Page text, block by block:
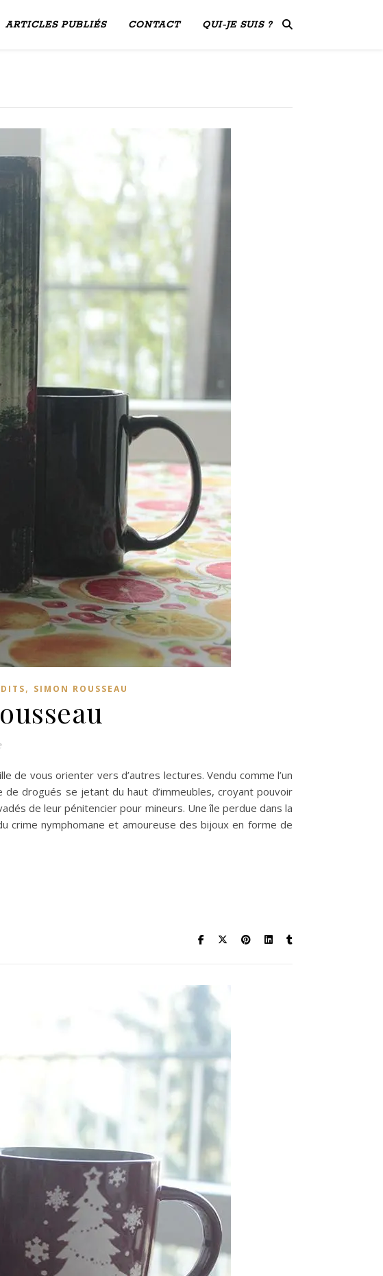
ARTICLES PUBLIÉS CONTACT QUI-JE SUIS ?
, SIMON ROUSSEAU
de vous orienter vers d’autres lectures. Vendu comme l’un
drogués se jetant du haut d’immeubles, croyant pouvoir
de leur pénitencier pour mineurs. Une île perdue dans la
crime nymphomane et amoureuse des bijoux en forme de